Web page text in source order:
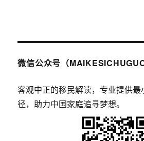
微信公众号（MAIKESICHUGUO
客观中正的移民解读，专业提供
径，助力中国家庭追寻梦想。